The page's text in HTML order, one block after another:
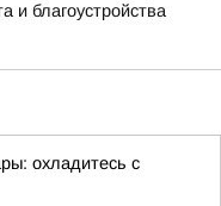
и благоустройства
охладитесь с